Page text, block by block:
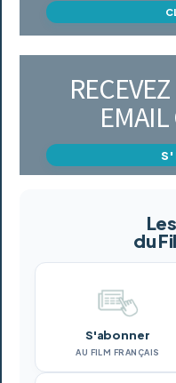
EMAIL
du
S'abonner
AU FILM FRANÇAIS